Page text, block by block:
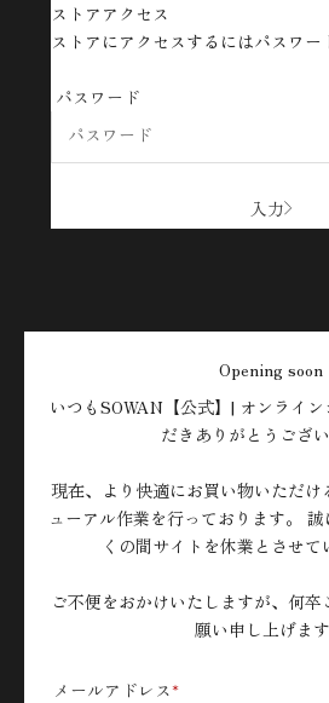
コンテンツへスキップ
SOWAN【公式】| オン
ストアアクセス
ストアにアクセスするにはパスワー
パスワード
入力
Opening soon
いつもSOWAN【公式】| オンライ
だきありがとうござい
現在、より快適にお買い物いただけ
ューアル作業を行っております。
くの間サイトを休業とさせて
ご不便をおかけいたしますが、何
願い申し上げます
メールアドレス